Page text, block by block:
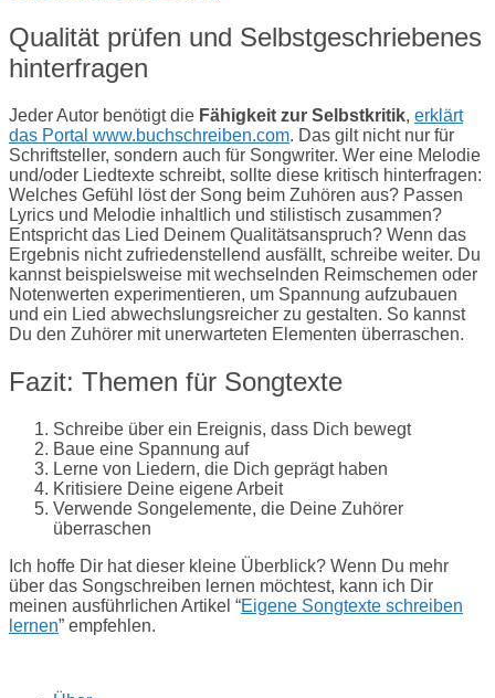
Qualität prüfen und Selbstgeschriebenes
hinterfragen
Jeder Autor benötigt die Fähigkeit zur Selbstkritik, erklärt
das Portal www.buchschreiben.com. Das gilt nicht nur für
Schriftsteller, sondern auch für Songwriter. Wer eine Melodie
und/oder Liedtexte schreibt, sollte diese kritisch hinterfragen:
Welches Gefühl löst der Song beim Zuhören aus? Passen
Lyrics und Melodie inhaltlich und stilistisch zusammen?
Entspricht das Lied Deinem Qualitätsanspruch? Wenn das
Ergebnis nicht zufriedenstellend ausfällt, schreibe weiter. Du
kannst beispielsweise mit wechselnden Reimschemen oder
Notenwerten experimentieren, um Spannung aufzubauen
und ein Lied abwechslungsreicher zu gestalten. So kannst
Du den Zuhörer mit unerwarteten Elementen überraschen.
Fazit: Themen für Songtexte
Schreibe über ein Ereignis, dass Dich bewegt
Baue eine Spannung auf
Lerne von Liedern, die Dich geprägt haben
Kritisiere Deine eigene Arbeit
Verwende Songelemente, die Deine Zuhörer
überraschen
Ich hoffe Dir hat dieser kleine Überblick? Wenn Du mehr
über das Songschreiben lernen möchtest, kann ich Dir
meinen ausführlichen Artikel “Eigene Songtexte schreiben
lernen” empfehlen.